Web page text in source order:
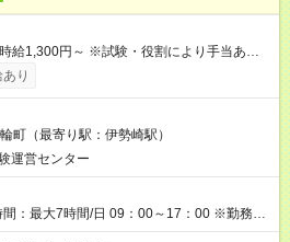
あり 【即給（前払い）オプションあり！】
務から1週間ほどで給与の一部を受け取れま
～17:30（休憩1時間） 時給1,300円×8時間
通費 ※当日の役割により時給＋100円の場
～13:30（休憩なし） 時給1,300円（役
日収8,400円＋交通費 【試用期間】試
り
町（最寄り駅：伊勢崎駅）
運営センター
間：最大7時間/日 09：00～17：00 ※勤務時
なります。